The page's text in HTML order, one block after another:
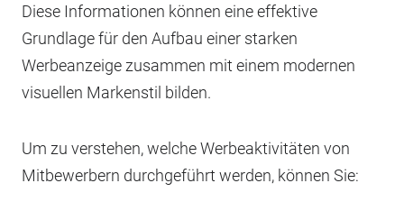
Diese Informationen können eine effektive
Grundlage für den Aufbau einer starken
Werbeanzeige zusammen mit einem modernen
visuellen Markenstil bilden.
Um zu verstehen, welche Werbeaktivitäten von
Mitbewerbern durchgeführt werden, können Sie: